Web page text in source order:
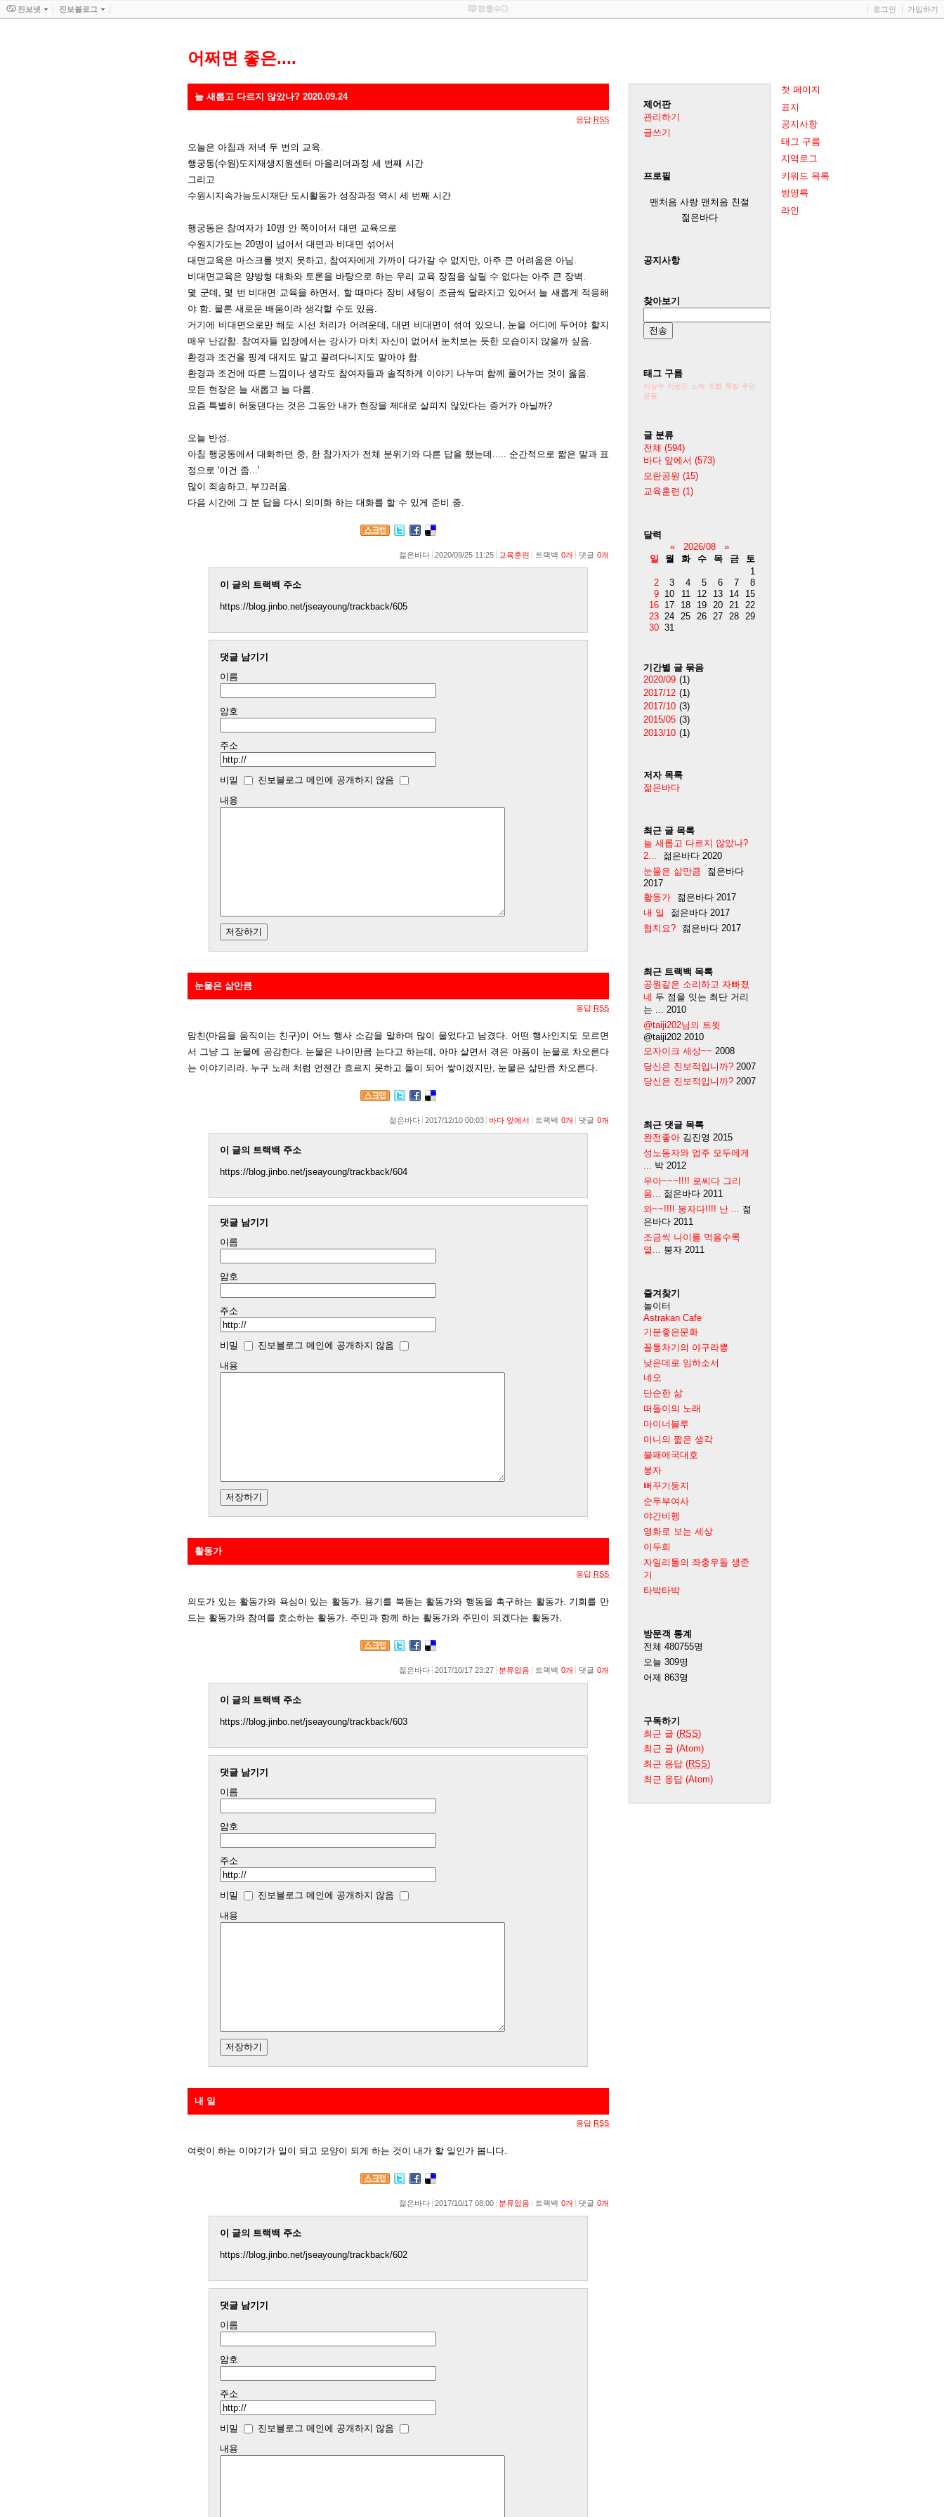
어쩌면 좋은....
첫 페이지
표지
공지사항
태그 구름
지역로그
키워드 목록
방명록
라인
늘 새롭고 다르지 않았나? 2020.09.24
응답 RSS
오늘은 아침과 저녁 두 번의 교육.
행궁동(수원)도지재생지원센터 마을리더과정 세 번째 시간
그리고
수원시지속가능도시재단 도시활동가 성장과정 역시 세 번째 시간
행궁동은 참여자가 10명 안 쪽이어서 대면 교육으로
수원지가도는 20명이 넘어서 대면과 비대면 섞어서
대면교육은 마스크를 벗지 못하고, 참여자에게 가까이 다가갈 수 없지만, 아주 큰 어려움은 아님.
비대면교육은 양방형 대화와 토론을 바탕으로 하는 우리 교육 장점을 살릴 수 없다는 아주 큰 장벽.
몇 군데, 몇 번 비대면 교육을 하면서, 할 때마다 장비 세팅이 조금씩 달라지고 있어서 늘 새롭게 적응해
야 함. 물론 새로운 배움이라 생각할 수도 있음.
거기에 비대면으로만 해도 시선 처리가 어려운데, 대면 비대면이 섞여 있으니, 눈을 어디에 두어야 할지
매우 난감함. 참여자들 입장에서는 강사가 마치 자신이 없어서 눈치보는 듯한 모습이지 않을까 싶음.
환경과 조건을 핑계 대지도 말고 끌려다니지도 말아야 함.
환경과 조건에 따른 느낌이나 생각도 참여자들과 솔직하게 이야기 나누며 함께 풀어가는 것이 옳음.
모든 현장은 늘 새롭고 늘 다름.
요즘 특별히 허둥댄다는 것은 그동안 내가 현장을 제대로 살피지 않았다는 증거가 아닐까?
오늘 반성.
아침 행궁동에서 대화하던 중, 한 참가자가 전체 분위기와 다른 답을 했는데..... 순간적으로 짧은 말과 표
정으로 '이건 좀...'
많이 죄송하고, 부끄러움.
다음 시간에 그 분 답을 다시 의미화 하는 대화를 할 수 있게 준비 중.
젊은바다 2020/09/25 11:25 교육훈련 트랙백 0개 댓글 0개
이 글의 트랙백 주소
https://blog.jinbo.net/jseayoung/trackback/605
댓글 남기기
이름
암호
주소
비밀
진보블로그 메인에 공개하지 않음
내용
눈물은 삶만큼
응답 RSS
맘친(마음을 움직이는 친구)이 어느 행사 소감을 말하며 많이 울었다고 남겼다. 어떤 행사인지도 모르면
서 그냥 그 눈물에 공감한다. 눈물은 나이만큼 는다고 하는데, 아마 살면서 겪은 아픔이 눈물로 차오른다
는 이야기리라. 누구 노래 처럼 언젠간 흐르지 못하고 돌이 되어 쌓이겠지만, 눈물은 삶만큼 차오른다.
젊은바다 2017/12/10 00:03 바다 앞에서 트랙백 0개 댓글 0개
이 글의 트랙백 주소
https://blog.jinbo.net/jseayoung/trackback/604
댓글 남기기
이름
암호
주소
비밀
진보블로그 메인에 공개하지 않음
내용
활동가
응답 RSS
의도가 있는 활동가와 욕심이 있는 활동가. 용기를 북돋는 활동가와 행동을 촉구하는 활동가. 기회를 만
드는 활동가와 참여를 호소하는 활동가. 주민과 함께 하는 활동가와 주민이 되겠다는 활동가.
젊은바다 2017/10/17 23:27 분류없음 트랙백 0개 댓글 0개
이 글의 트랙백 주소
https://blog.jinbo.net/jseayoung/trackback/603
댓글 남기기
이름
암호
주소
비밀
진보블로그 메인에 공개하지 않음
내용
내 일
응답 RSS
여럿이 하는 이야기가 일이 되고 모양이 되게 하는 것이 내가 할 일인가 봅니다.
젊은바다 2017/10/17 08:00 분류없음 트랙백 0개 댓글 0개
이 글의 트랙백 주소
https://blog.jinbo.net/jseayoung/trackback/602
댓글 남기기
이름
암호
주소
비밀
진보블로그 메인에 공개하지 않음
내용
제어판
관리하기
글쓰기
프로필
맨처음 사랑 맨처음 친절
젊은바다
공지사항
찾아보기
태그 구름
이상수 이랜드 노숙 조합 쪽방 주민
운동
글 분류
전체 (594)
바다 앞에서 (573)
모란공원 (15)
교육훈련 (1)
달력
«
2026/08
»
일
월 화 수 목 금
토
1
2
3 4 5 6 7
8
9 10 11 12 13 14
15
16 17 18 19 20 21 22
23 24 25 26 27 28 29
30 31
기간별 글 묶음
2020/09 (1)
2017/12 (1)
2017/10 (3)
2015/05 (3)
2013/10 (1)
저자 목록
젊은바다
최근 글 목록
늘 새롭고 다르지 않았나?
2...
젊은바다 2020
눈물은 삶만큼
젊은바다
2017
활동가
젊은바다 2017
내 일
젊은바다 2017
협치요?
젊은바다 2017
최근 트랙백 목록
공원같은 소리하고 자빠졌
네 두 점을 잇는 최단 거리
는 ...
2010
@taiji202님의 트윗
@taiji202 2010
모자이크 세상~~ 2008
당신은 진보적입니까? 2007
당신은 진보적입니까? 2007
최근 댓글 목록
완전좋아 김진영 2015
성노동자와 업주 모두에게
... 박 2012
우아~~~!!!! 로씨다 그리
움... 젊은바다 2011
와~~!!!! 붕자다!!!! 난 ... 젊
은바다 2011
조금씩 나이를 먹을수록
열...
붕자 2011
즐겨찾기
놀이터
Astrakan Cafe
기분좋은문화
꼴통차기의 야구라뽕
낮은데로 임하소서
네오
단순한 삶
떠돌이의 노래
마이너블루
미니의 짧은 생각
불패애국대호
붕자
뻐꾸기둥지
순두부여사
야간비행
영화로 보는 세상
이두희
자일리톨의 좌충우돌 생존
기
타박타박
방문객 통계
전체 480755명
오늘 309명
어제 863명
구독하기
최근 글 (RSS)
최근 글 (Atom)
최근 응답 (RSS)
최근 응답 (Atom)
진보넷 진보블로그 로그인 가입하기